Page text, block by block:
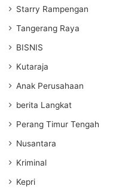
Starry Rampengan
Tangerang Raya
BISNIS
Kutaraja
Anak Perusahaan
berita Langkat
Perang Timur Tengah
Nusantara
Kriminal
Kepri